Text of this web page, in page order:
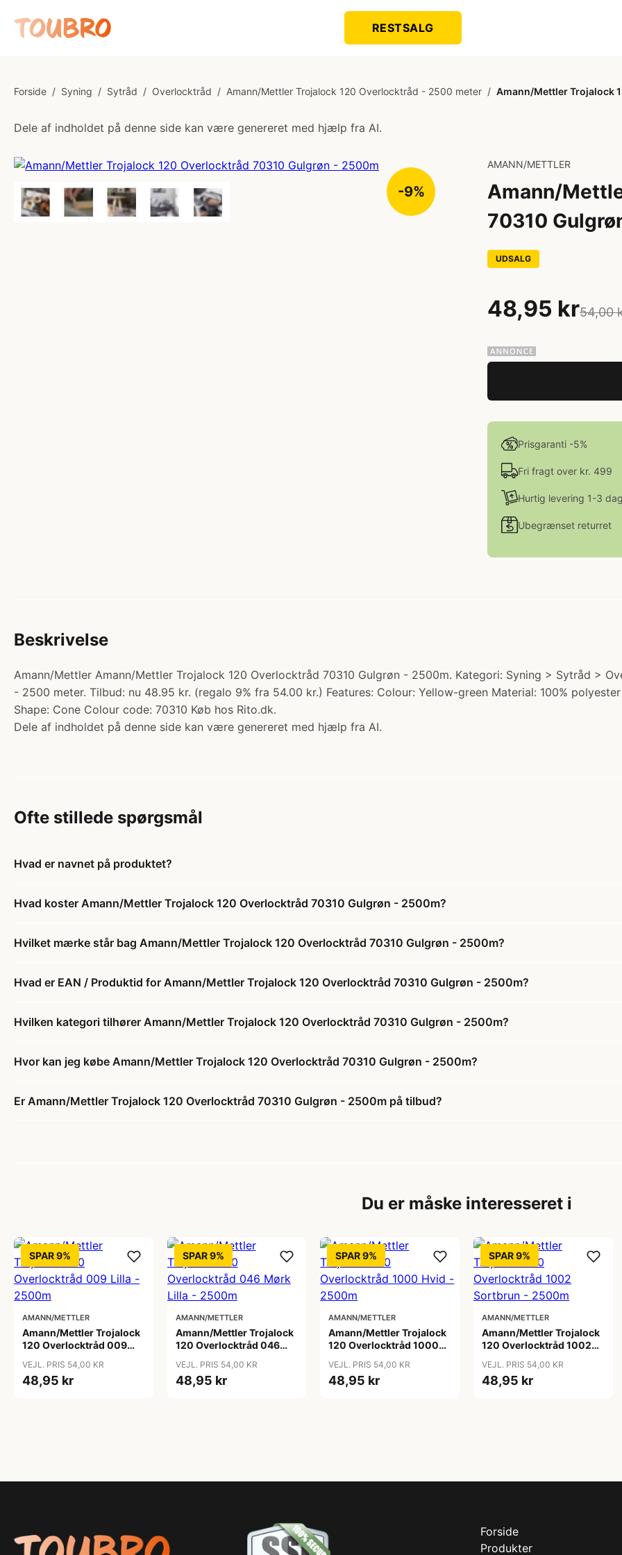
RESTSALG
Forside / Syning / Sytråd / Overlocktråd / Amann/Mettler Trojalock 120 Overlocktråd - 2500 meter / Amann/Mettler Trojalock
Dele af indholdet på denne side kan være genereret med hjælp fra AI.
-9%
AMANN/METTLER
Amann/
70310
UDSALG
48,95 kr54,00
Prisgaranti -5%
Fri fragt over kr. 499
Hurtig levering 1-3
Ubegrænset returret
Beskrivelse
Amann/Mettler Amann/Mettler Trojalock 120 Overlocktråd 70310 Gulgrøn - 2500m. Kategori: Syning > Sytråd >
- 2500 meter. Tilbud: nu 48.95 kr. (regalo 9% fra 54.00 kr.) Features: Colour: Yellow-green Material: 100%
Shape: Cone Colour code: 70310 Køb hos Rito.dk.
Dele af indholdet på denne side kan være genereret med hjælp fra AI.
Ofte stillede spørgsmål
Hvad er navnet på produktet?
Hvad koster Amann/Mettler Trojalock 120 Overlocktråd 70310 Gulgrøn - 2500m?
Hvilket mærke står bag Amann/Mettler Trojalock 120 Overlocktråd 70310 Gulgrøn - 2500m?
Hvad er EAN / Produktid for Amann/Mettler Trojalock 120 Overlocktråd 70310 Gulgrøn - 2500m?
Hvilken kategori tilhører Amann/Mettler Trojalock 120 Overlocktråd 70310 Gulgrøn - 2500m?
Hvor kan jeg købe Amann/Mettler Trojalock 120 Overlocktråd 70310 Gulgrøn - 2500m?
Er Amann/Mettler Trojalock 120 Overlocktråd 70310 Gulgrøn - 2500m på tilbud?
Du er måske interesseret i
SPAR 9%
AMANN/METTLER
Amann/Mettler Trojalock
120 Overlocktråd 009
VEJL. PRIS 54,00 KR
48,95 kr
SPAR 9%
AMANN/METTLER
Amann/Mettler Trojalock
120 Overlocktråd 046
VEJL. PRIS 54,00 KR
48,95 kr
SPAR 9%
AMANN/METTLER
Amann/Mettler Trojalock
120 Overlocktråd 1000
VEJL. PRIS 54,00 KR
48,95 kr
SPAR 9%
AMANN/METTLER
Amann/Mettler Trojalock
120 Overlocktråd 1002
VEJL. PRIS 54,00 KR
48,95 kr
Forside
Produkter